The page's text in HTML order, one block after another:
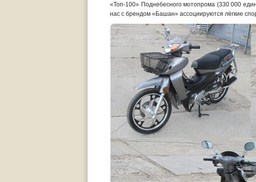
«Топ-100» Поднебесного мотопрома (330 000
нас с брендом «Башан» ассоциируются лёгкие